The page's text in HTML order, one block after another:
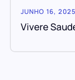
JUNHO 16, 2025
Vivere